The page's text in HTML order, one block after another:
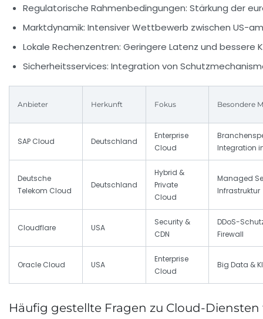
Regulatorische Rahmenbedingungen: Stärkung der
Marktdynamik: Intensiver Wettbewerb zwischen US-
Lokale Rechenzentren: Geringere Latenz und bessere
Sicherheitsservices: Integration von
Anbieter Herkunft Fokus Besondere
SAP Cloud Deutschland
Enterprise
Cloud
Integration in
Deutsche
Telekom Cloud
Deutschland
Hybrid &
Private
Cloud
Managed
Infrastruktur
Cloudflare USA
Security &
CDN
DDoS-
Firewall
Oracle Cloud USA
Enterprise
Cloud
Big Data &
Häufig gestellte Fragen zu Cloud-